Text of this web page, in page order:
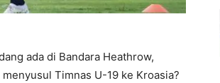
ada di Bandara Heathrow,
Timnas U-19 ke Kroasia?